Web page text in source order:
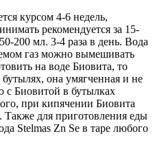
курсом 4-6 недель,
рекомендуется за 15-
200 мл. 3-4 раза в день. Вода
газ можно вымешивать
на воде Биовита, то
она умягченная и не
с Биовитой в бутылках
при кипячении Биовита
Также для приготовления еды
Stelmas Zn Se в таре любого